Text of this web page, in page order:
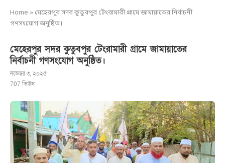
Home » মেহেরপুর সদর কুতুবপুর টেংরামারী গ্রামে জামায়াতের নির্বাচনী
গণসংযোগ অনুষ্ঠিত।
মেহেরপুর সদর কুতুবপুর টেংরামারী গ্রামে জামায়াতের
নির্বাচনী গণসংযোগ অনুষ্ঠিত।
নভেম্বর ৩, ২০২৫
707ভিউস